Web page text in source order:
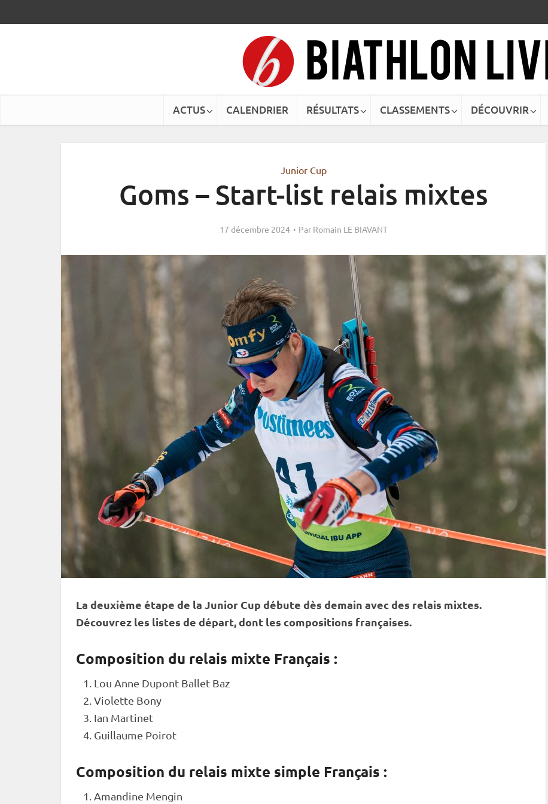
ACTUS CALENDRIER RÉSULTATS CLASSEMENTS DÉCOUVRIR
Junior Cup
Goms – Start-list relais mixtes
17 décembre 2024 Par Romain LE BIAVANT
La deuxième étape de la Junior Cup débute dès demain avec des relais mixtes.
Découvrez les listes de départ, dont les compositions françaises.
Composition du relais mixte Français :
Lou Anne Dupont Ballet Baz
Violette Bony
Ian Martinet
Guillaume Poirot
Composition du relais mixte simple Français :
Amandine Mengin